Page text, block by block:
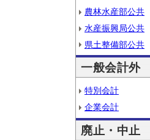
農林水産部公共
水産振興局公共
県土整備部公共
一般会計外
特別会計
企業会計
廃止・中止